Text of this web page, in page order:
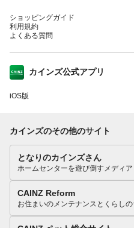
ショッピングガイド
利用規約
よくある質問
カインズ公式アプリ
iOS版
カインズのその他のサイト
となりのカインズさん
ホームセンターを遊び倒すメディア
CAINZ Reform
お住まいのメンテナンスとくらしの